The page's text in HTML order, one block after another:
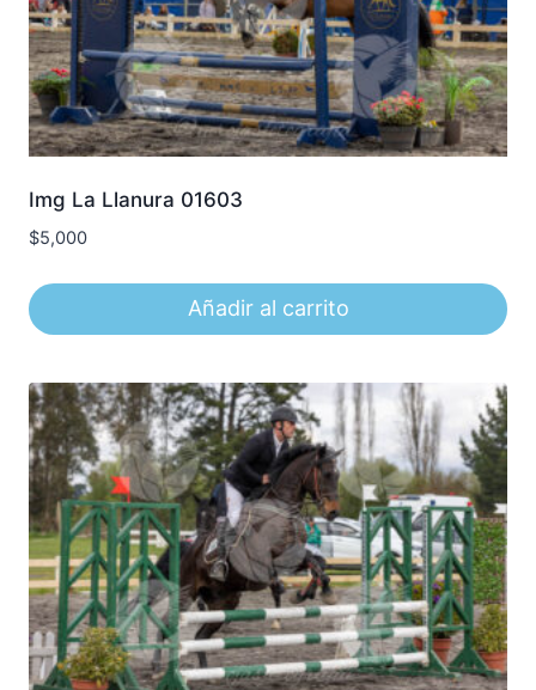
Img La Llanura 01603
$5,000
Añadir al carrito